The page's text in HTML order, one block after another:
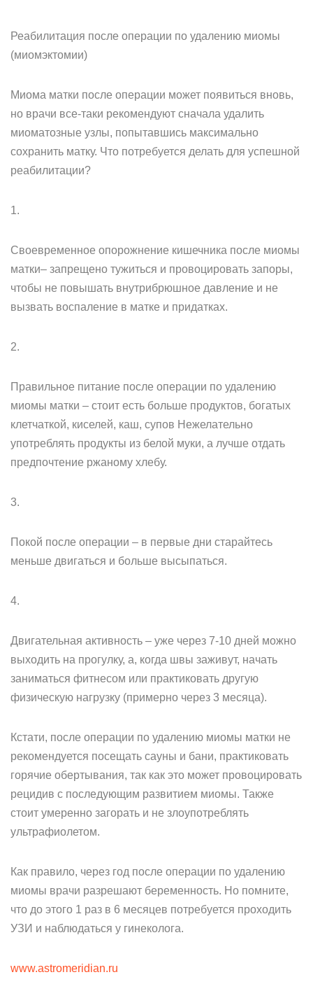
Реабилитация после операции по удалению миомы
(миомэктомии)
Миома матки после операции может появиться вновь,
но врачи все-таки рекомендуют сначала удалить
миоматозные узлы, попытавшись максимально
сохранить матку. Что потребуется делать для успешной
реабилитации?
1.
Своевременное опорожнение кишечника после миомы
матки– запрещено тужиться и провоцировать запоры,
чтобы не повышать внутрибрюшное давление и не
вызвать воспаление в матке и придатках.
2.
Правильное питание после операции по удалению
миомы матки – стоит есть больше продуктов, богатых
клетчаткой, киселей, каш, супов Нежелательно
употреблять продукты из белой муки, а лучше отдать
предпочтение ржаному хлебу.
3.
Покой после операции – в первые дни старайтесь
меньше двигаться и больше высыпаться.
4.
Двигательная активность – уже через 7-10 дней можно
выходить на прогулку, а, когда швы заживут, начать
заниматься фитнесом или практиковать другую
физическую нагрузку (примерно через 3 месяца).
Кстати, после операции по удалению миомы матки не
рекомендуется посещать сауны и бани, практиковать
горячие обертывания, так как это может провоцировать
рецидив с последующим развитием миомы. Также
стоит умеренно загорать и не злоупотреблять
ультрафиолетом.
Как правило, через год после операции по удалению
миомы врачи разрешают беременность. Но помните,
что до этого 1 раз в 6 месяцев потребуется проходить
УЗИ и наблюдаться у гинеколога.
www.astromeridian.ru